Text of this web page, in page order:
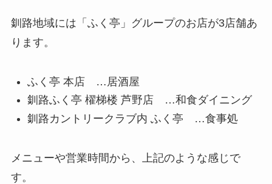
釧路地域には「ふく亭」グループのお店が3店舗あ
ります。
ふく亭 本店 …居酒屋
釧路ふく亭 櫂梯楼 芦野店 …和食ダイニング
釧路カントリークラブ内 ふく亭 …食事処
メニューや営業時間から、上記のような感じで
す。